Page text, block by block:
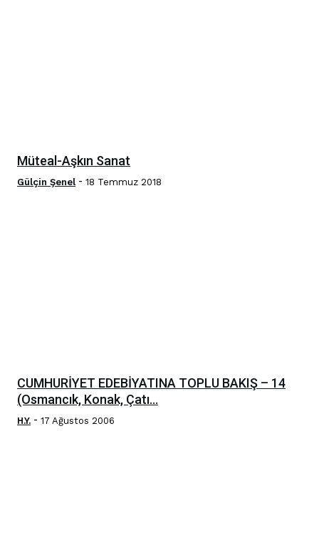
Müteal-Aşkın Sanat
Gülçin Şenel - 18 Temmuz 2018
CUMHURİYET EDEBİYATINA TOPLU BAKIŞ – 14
(Osmancık, Konak, Çatı...
H.Y. - 17 Ağustos 2006